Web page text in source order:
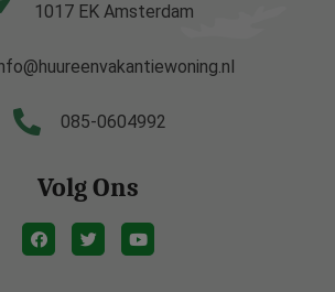
1017 EK Amsterdam
085-0604992
Volg Ons